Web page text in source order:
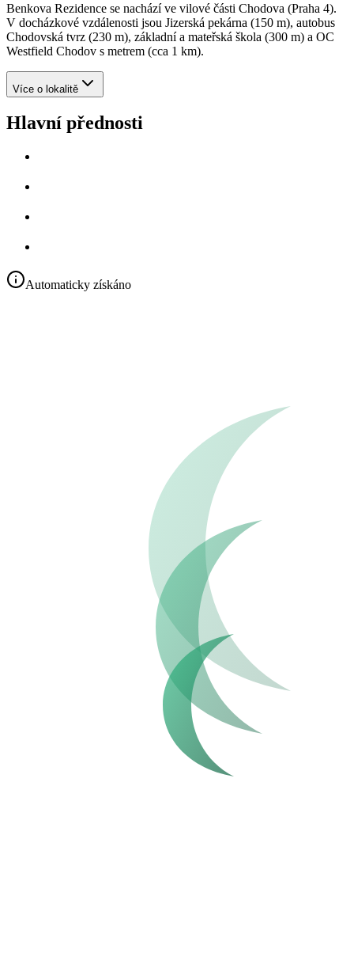
Benkova Rezidence se nachází ve vilové části Chodova (Praha 4).
V docházkové vzdálenosti jsou Jizerská pekárna (150 m), autobus
Chodovská tvrz (230 m), základní a mateřská škola (300 m) a OC
Westfield Chodov s metrem (cca 1 km).
Více o lokalitě
Hlavní přednosti
Automaticky získáno